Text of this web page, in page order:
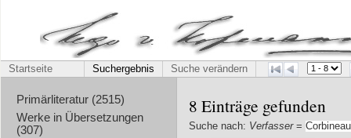
Startseite Suchergebnis Suche verändern
Primärliteratur (2515)
Werke in Übersetzungen
(307)
8 Einträge gefunden
Suche nach: Verfasser=